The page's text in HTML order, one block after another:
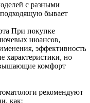
с разными
бывает
При покупке
нюансов,
эффективность
характеристики, но
комфорт
рекомендуют
как: